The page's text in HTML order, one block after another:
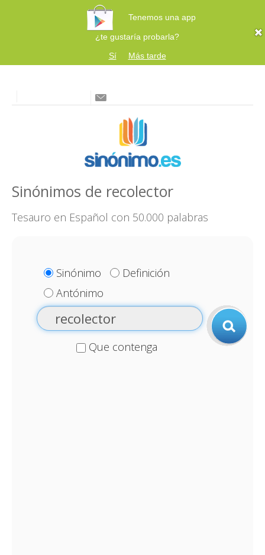
Tenemos una app
¿te gustaría probarla?
Sí
Más tarde
Sinónimos de recolector
Tesauro en Español con 50.000 palabras
Sinónimo
Definición
Antónimo
Que contenga